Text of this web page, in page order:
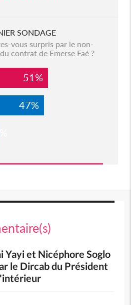
SONDAGE
vous surpris par le non-
contrat de Emerse Faé ?
51%
47%
Yayi et Nicéphore Soglo
le Dircab du Président